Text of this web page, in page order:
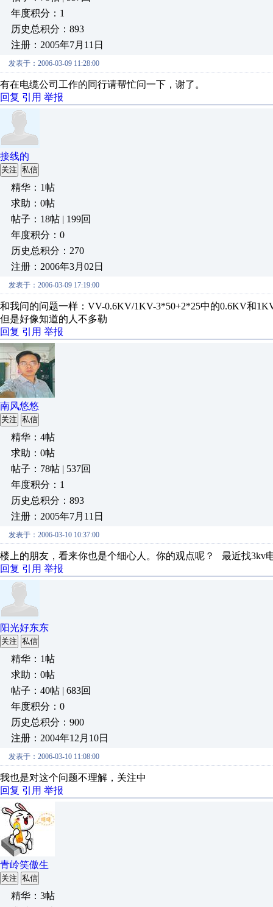
年度积分：1
历史总积分：893
注册：2005年7月11日
发表于：2006-03-09 11:28:00
有在电缆公司工作的同行请帮忙问一下，谢了。
回复 引用 举报
接线的
关注 私信
精华：1帖
求助：0帖
帖子：18帖 | 199回
年度积分：0
历史总积分：270
注册：2006年3月02日
发表于：2006-03-09 17:19:00
和我问的问题一样：VV-0.6KV/1KV-3*50+2*25中的0.6KV和
但是好像知道的人不多勒
回复 引用 举报
南风悠悠
关注 私信
精华：4帖
求助：0帖
帖子：78帖 | 537回
年度积分：1
历史总积分：893
注册：2005年7月11日
发表于：2006-03-10 10:37:00
楼上的朋友，看来你也是个细心人。你的观点呢？ 最近找3kv
回复 引用 举报
阳光好东东
关注 私信
精华：1帖
求助：0帖
帖子：40帖 | 683回
年度积分：0
历史总积分：900
注册：2004年12月10日
发表于：2006-03-10 11:08:00
我也是对这个问题不理解，关注中
回复 引用 举报
青岭笑傲生
关注 私信
精华：3帖